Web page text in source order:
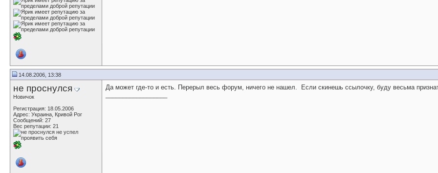
14.08.2006, 13:38
не проснулся
Новичок
Регистрация: 18.05.2006
Адрес: Украина, Кривой Рог
Сообщений: 27
Вес репутации: 21
Да может где-то и есть. Перерыл весь форум, ничего не нашел.
Если скинешь ссылочку, буду весьма